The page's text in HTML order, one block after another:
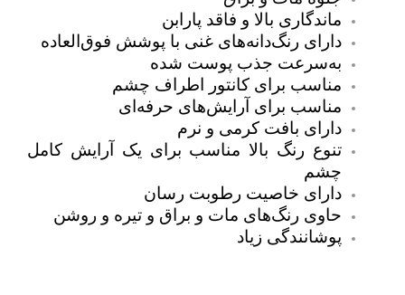
ماندگاری بالا و فاقد پارابن
دارای رنگ‌دانه‌های غنی با پوشش فوق‌العاده
به‌سرعت جذب پوست شده
مناسب برای کانتور اطراف چشم
مناسب برای آرایش‌های حرفه‌ای
دارای بافت کرمی و نرم
تنوع رنگ بالا مناسب برای یک آرایش کامل
چشم
دارای خاصیت رطوبت رسان
حاوی رنگ‌های مات و براق و تیره و روشن
پوشانندگی زیاد